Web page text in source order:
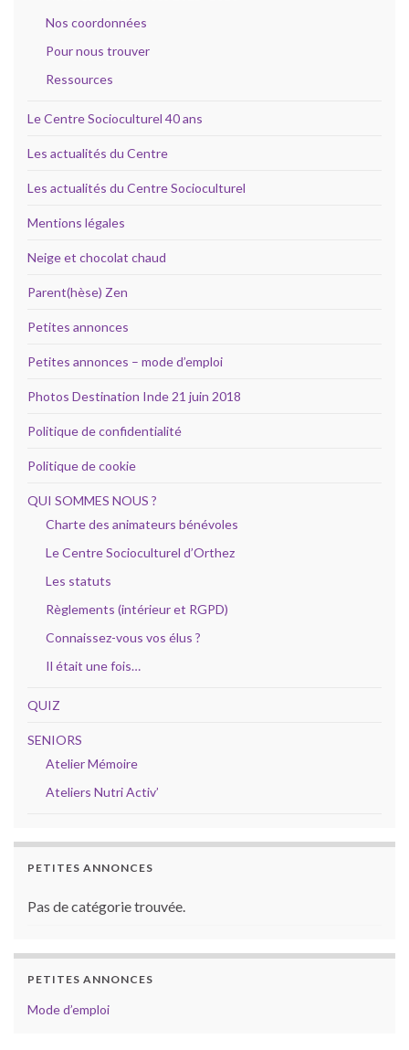
Nos coordonnées
Pour nous trouver
Ressources
Le Centre Socioculturel 40 ans
Les actualités du Centre
Les actualités du Centre Socioculturel
Mentions légales
Neige et chocolat chaud
Parent(hèse) Zen
Petites annonces
Petites annonces – mode d’emploi
Photos Destination Inde 21 juin 2018
Politique de confidentialité
Politique de cookie
QUI SOMMES NOUS ?
Charte des animateurs bénévoles
Le Centre Socioculturel d’Orthez
Les statuts
Règlements (intérieur et RGPD)
Connaissez-vous vos élus ?
Il était une fois…
QUIZ
SENIORS
Atelier Mémoire
Ateliers Nutri Activ’
PETITES ANNONCES
Pas de catégorie trouvée.
PETITES ANNONCES
Mode d’emploi